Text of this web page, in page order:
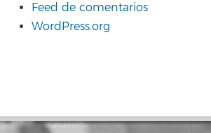
Feed de comentarios
WordPress.org